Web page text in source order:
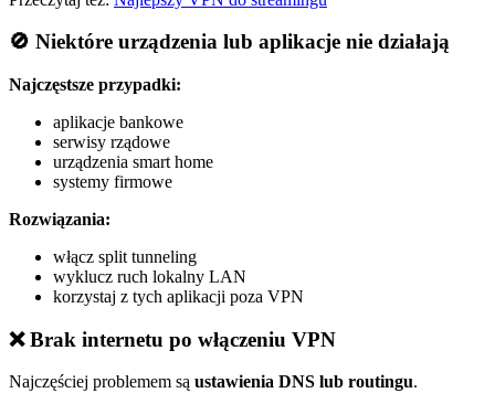
🚫 Niektóre urządzenia lub aplikacje nie działają
Najczęstsze przypadki:
aplikacje bankowe
serwisy rządowe
urządzenia smart home
systemy firmowe
Rozwiązania:
włącz split tunneling
wyklucz ruch lokalny LAN
korzystaj z tych aplikacji poza VPN
❌ Brak internetu po włączeniu VPN
Najczęściej problemem są ustawienia DNS lub routingu.